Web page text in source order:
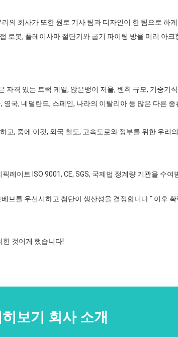
의 회사가 또한 원로 기사 팀과 디자인이 한 팀으로 하
로봇, 플레이사마 절단기와 굽기 파이팅 방을 미리 아
격 있는 트럭 케일, 앉은뱅이 저울, 벤취 규모, 기중기
국, 네덜란드, 스페인, 나라의 이탈리아 등 많은 다른
, 중에 이것, 외국 철도, 고속도로와 정부를 위한 우리
레이트 ISO 9001, CE, SGS, 국제법 정계량 기관을 수여
브를 우선시하고 첨단이 생산성을 결정합니다 " 이후
한 것이게 했습니다!
보기 회사 소개